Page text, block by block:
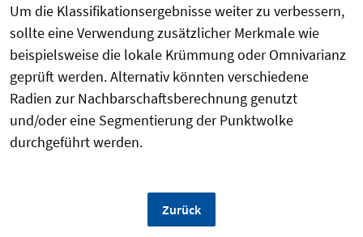
Um die Klassifikationsergebnisse weiter zu verbessern,
sollte eine Verwendung zusätzlicher Merkmale wie
beispielsweise die lokale Krümmung oder Omnivarianz
geprüft werden. Alternativ könnten verschiedene
Radien zur Nachbarschaftsberechnung genutzt
und/oder eine Segmentierung der Punktwolke
durchgeführt werden.
Zurück